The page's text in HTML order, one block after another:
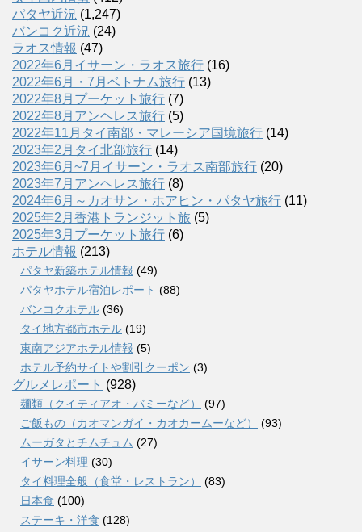
パタヤ近況 (1,247)
バンコク近況 (24)
ラオス情報 (47)
2022年6月イサーン・ラオス旅行 (16)
2022年6月・7月ベトナム旅行 (13)
2022年8月プーケット旅行 (7)
2022年8月アンヘレス旅行 (5)
2022年11月タイ南部・マレーシア国境旅行 (14)
2023年2月タイ北部旅行 (14)
2023年6月~7月イサーン・ラオス南部旅行 (20)
2023年7月アンヘレス旅行 (8)
2024年6月～カオサン・ホアヒン・パタヤ旅行 (11)
2025年2月香港トランジット旅 (5)
2025年3月プーケット旅行 (6)
ホテル情報 (213)
パタヤ新築ホテル情報 (49)
パタヤホテル宿泊レポート (88)
バンコクホテル (36)
タイ地方都市ホテル (19)
東南アジアホテル情報 (5)
ホテル予約サイトや割引クーポン (3)
グルメレポート (928)
麺類（クイティアオ・バミーなど）
(97)
ご飯もの（カオマンガイ・カオカームーなど）
(93)
ムーガタとチムチュム (27)
イサーン料理 (30)
タイ料理全般（食堂・レストラン）
(83)
日本食 (100)
ステーキ・洋食 (128)